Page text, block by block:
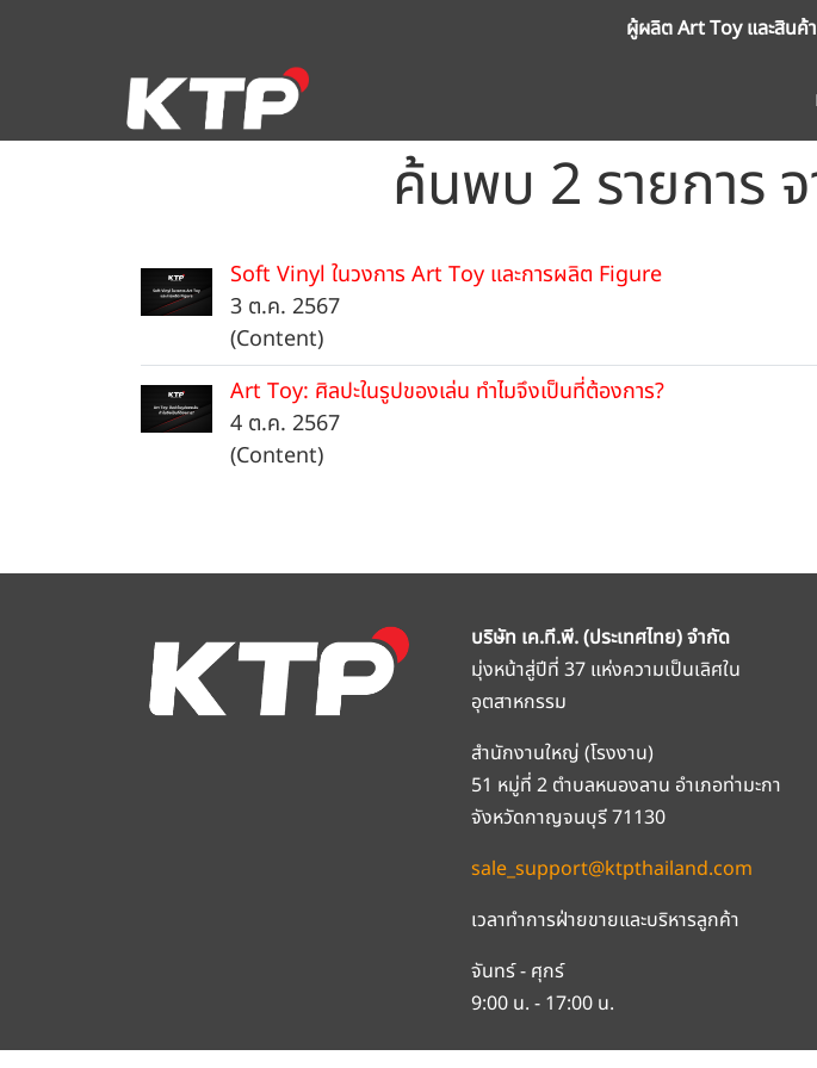
ผู้ผลิต Art Toy และสินค้
ค้นพบ 2 รายการ
Soft Vinyl ในวงการ Art Toy และการผลิต Figure
3 ต.ค. 2567
(Content)
Art Toy: ศิลปะในรูปของเล่น ทำไมจึงเป็นที่ต้องการ?
4 ต.ค. 2567
(Content)
บริษัท เค.ที.พี. (ประเทศไทย) จำกัด
มุ่งหน้าสู่ปีที่ 37 แห่งความเป็นเลิศใน
อุตสาหกรรม
สำนักงานใหญ่ (โรงงาน)
51 หมู่ที่ 2 ตำบลหนองลาน อำเภอท่ามะกา
จังหวัดกาญจนบุรี 71130
sale_support@ktpthailand.com
เวลาทำการฝ่ายขายและบริหารลูกค้า
จันทร์ - ศุกร์
9:00 น. - 17:00 น.